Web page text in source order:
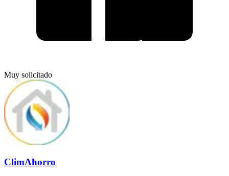
Muy solicitado
ClimAhorro